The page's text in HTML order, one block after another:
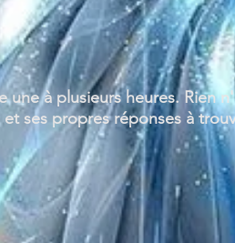
à plusieurs heures. Rien
ses propres réponses à